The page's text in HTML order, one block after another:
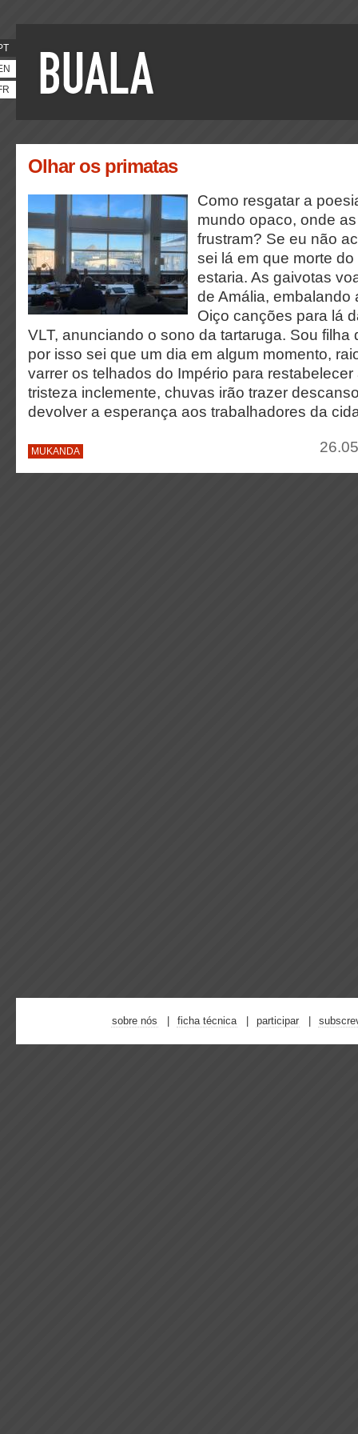
Olhar os primatas
Como resgatar a
mundo opaco, onde
frustram? Se eu não
sei lá em que morte
estaria. As gaivotas
de Amália, embalando
Oiço canções para lá
VLT, anunciando o sono da tartaruga. Sou filha
por isso sei que um dia em algum momento,
varrer os telhados do Império para
tristeza inclemente, chuvas irão trazer
devolver a esperança aos trabalhadores da
MUKANDA
sobre nós ficha técnica participar